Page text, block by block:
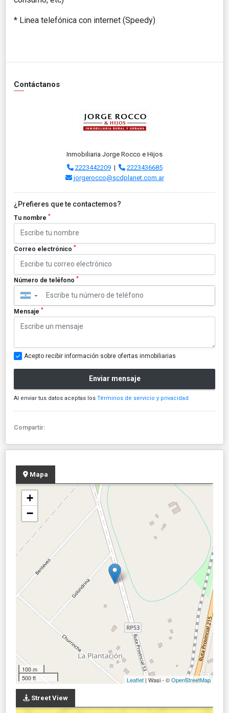
* Linea telefónica con internet (Speedy)
Contáctanos
Inmobiliaria Jorge Rocco e Hijos
2223442209|
2223436685
jorgerocco@scdplanet.com.ar
¿Prefieres que te contactemos?
Tu nombre *
Correo electrónico *
Número de teléfono *
▼
Mensaje *
Acepto recibir información sobre ofertas inmobiliarias
Enviar mensaje
Al enviar tus datos aceptas los Términos de servicio y privacidad
Compartir:
Mapa
+
−
100 m
500 ft
Leaflet | Wasi - ©OpenStreetMap
Street View